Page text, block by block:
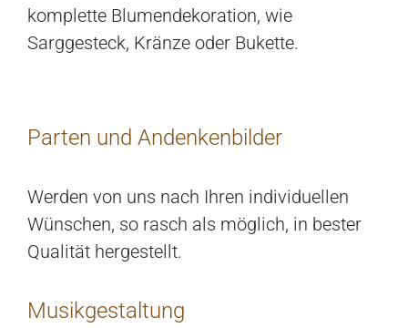
komplette Blumendekoration, wie
Sarggesteck, Kränze oder Bukette.
Parten und Andenkenbilder
Werden von uns nach Ihren individuellen
Wünschen, so rasch als möglich, in bester
Qualität hergestellt.
Musikgestaltung